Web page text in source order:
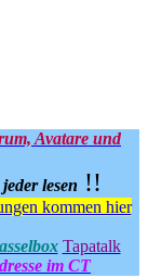
Avatare und
lesen !!
kommen hier
Tapatalk
im CT